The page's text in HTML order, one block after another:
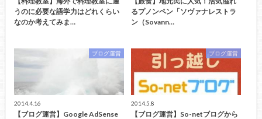
うのに必要な語学力はどれくらい
なのか考えてみま…
るプノンペン「ソヴァナレストラ
ン（Sovann…
ブログ運営
2014.4.16
【ブログ運営】Google AdSense
ブログ運営
2014.5.8
【ブログ運営】So-netブログから